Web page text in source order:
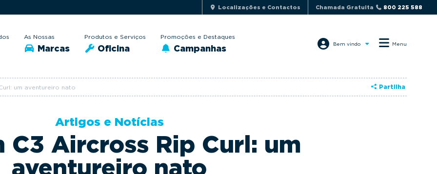
Localizações e Contactos Chamada Gratuita 800 225 588
As Nossas
Marcas
Produtos e Serviços
Oficina
Promoções e Destaques
Campanhas Bem vindo Menu
Partilha
um aventureiro nato
C3 Aircross Rip Curl: um
aventureiro nato
Artigos e Notícias